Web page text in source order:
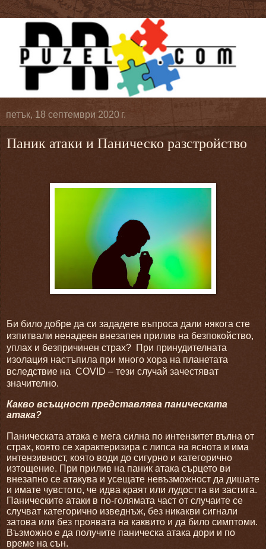
петък, 18 септември 2020 г.
Паник атаки и Паническо разстройство
Би било добре да си зададете въпроса дали някога сте
изпитвали ненадеен внезапен прилив на безпокойство,
уплах и безпричинен страх? При принудителната
изолация настъпила при много хора на планетата
вследствие на COVID – тези случай зачестяват
значително.
Какво всъщност представлява паническата
атака?
Паническата атака е мега силна по интензитет вълна от
страх, която се характеризира с липса на яснота и има
интензивност, която води до сигурно и категорично
изтощение. При прилив на паник атака сърцето ви
внезапно се атакува и усещате невъзможност да дишате
и имате чувстото, че идва краят или лудостта ви застига.
Паническите атаки в по-голямата част от случаите се
случват категорично изведнъж, без никакви сигнали
затова или без проявата на каквито и да било симптоми.
Възможно е да получите паническа атака дори и по
време на сън.